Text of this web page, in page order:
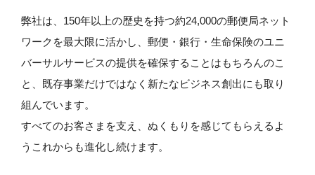
弊社は、150年以上の歴史を持つ約24,000の郵便局ネット
ワークを最大限に活かし、郵便・銀行・生命保険のユニ
バーサルサービスの提供を確保することはもちろんのこ
と、既存事業だけではなく新たなビジネス創出にも取り
組んでいます。
すべてのお客さまを支え、ぬくもりを感じてもらえるよ
うこれからも進化し続けます。